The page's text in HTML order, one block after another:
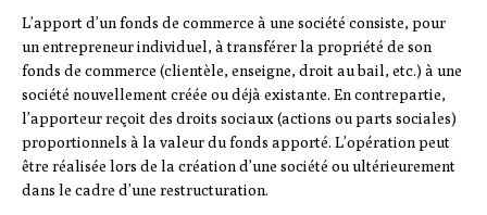
L’apport d’un fonds de commerce à une société consiste, pour
un entrepreneur individuel, à transférer la propriété de son
fonds de commerce (clientèle, enseigne, droit au bail, etc.) à une
société nouvellement créée ou déjà existante. En contrepartie,
l’apporteur reçoit des droits sociaux (actions ou parts sociales)
proportionnels à la valeur du fonds apporté. L’opération peut
être réalisée lors de la création d’une société ou ultérieurement
dans le cadre d’une restructuration.